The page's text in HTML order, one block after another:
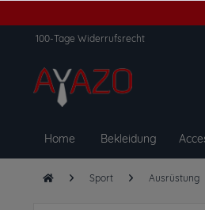
100-Tage Widerrufsrecht
Home Bekleidung
Sport Ausrüstung